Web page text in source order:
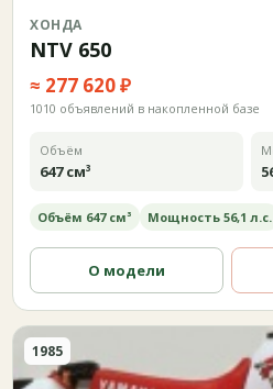
ХОНДА
NTV 650
≈ 277 620 ₽
1010 объявлений в накопленной базе
Объём
647 см³
Объём 647 см³ Мощность 56,1 л.с.
О модели
1985